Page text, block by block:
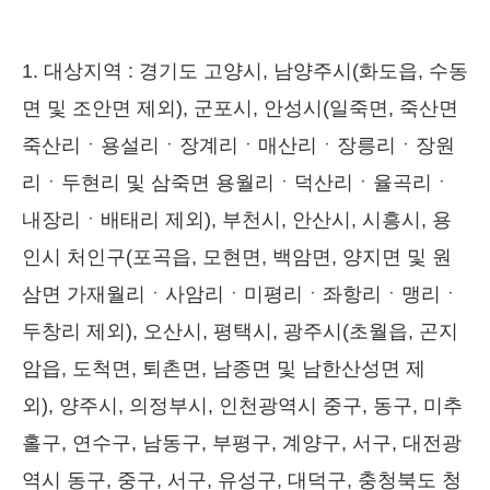
1. 대상지역 : 경기도 고양시, 남양주시(화도읍, 수동
면 및 조안면 제외), 군포시, 안성시(일죽면, 죽산면
죽산리ㆍ용설리ㆍ장계리ㆍ매산리ㆍ장릉리ㆍ장원
리ㆍ두현리 및 삼죽면 용월리ㆍ덕산리ㆍ율곡리ㆍ
내장리ㆍ배태리 제외), 부천시, 안산시, 시흥시, 용
인시 처인구(포곡읍, 모현면, 백암면, 양지면 및 원
삼면 가재월리ㆍ사암리ㆍ미평리ㆍ좌항리ㆍ맹리ㆍ
두창리 제외), 오산시, 평택시, 광주시(초월읍, 곤지
암읍, 도척면, 퇴촌면, 남종면 및 남한산성면 제
외), 양주시, 의정부시, 인천광역시 중구, 동구, 미추
홀구, 연수구, 남동구, 부평구, 계양구, 서구, 대전광
역시 동구, 중구, 서구, 유성구, 대덕구, 충청북도 청